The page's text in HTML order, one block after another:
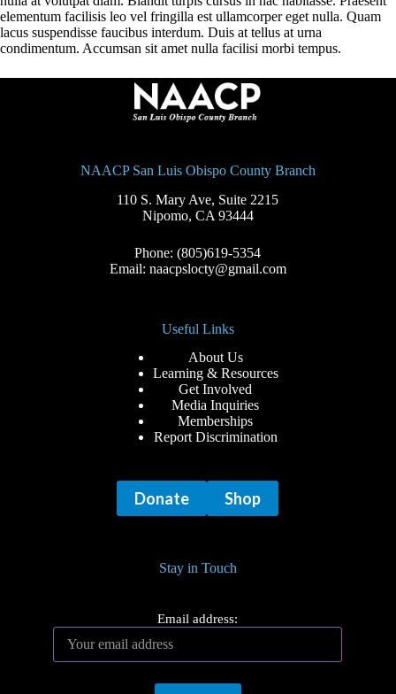
elementum facilisis leo vel fringilla est ullamcorper eget nulla. Quam
lacus suspendisse faucibus interdum. Duis at tellus at urna
condimentum. Accumsan sit amet nulla facilisi morbi tempus.
NAACP San Luis Obispo County Branch
110 S. Mary Ave, Suite 2215
Nipomo, CA 93444
Phone: (805)619-5354
Email: naacpslocty@gmail.com
Useful Links
About Us
Learning & Resources
Get Involved
Media Inquiries
Memberships
Report Discrimination
Donate Shop
Stay in Touch
Email address: